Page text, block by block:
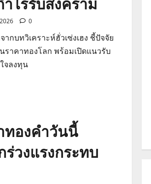
0
กบทวิเคราะห์ฮั่วเซ่งเฮง ชี้ปัจจัย
ราคาทองโลก พร้อมเปิดแนวรับ
จลงทุน
ทองคำวันนี้
วงแรงกระทบ